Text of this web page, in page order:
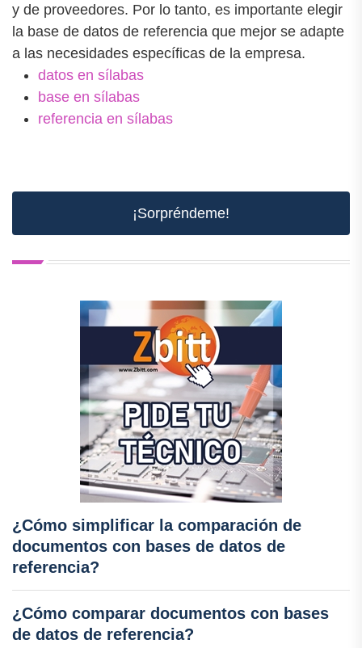
y de proveedores. Por lo tanto, es importante elegir
la base de datos de referencia que mejor se adapte
a las necesidades específicas de la empresa.
datos en sílabas
base en sílabas
referencia en sílabas
¡Sorpréndeme!
¿Cómo simplificar la comparación de
documentos con bases de datos de
referencia?
¿Cómo comparar documentos con bases
de datos de referencia?